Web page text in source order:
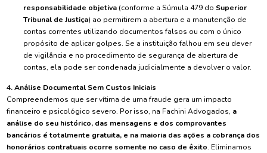
responsabilidade objetiva(conforme a Súmula 479 do Superior
Tribunal de Justiça) ao permitirem a abertura e a manutenção de
contas correntes utilizando documentos falsos ou com o único
propósito de aplicar golpes. Se a instituição falhou em seu dever
de vigilância e no procedimento de segurança de abertura de
contas, ela pode ser condenada judicialmente a devolver o valor.
4. Análise Documental Sem Custos Iniciais
Compreendemos que ser vítima de uma fraude gera um impacto
financeiro e psicológico severo. Por isso, na Fachini Advogados, a
análise do seu histórico, das mensagens e dos comprovantes
bancários é totalmente gratuita, e na maioria das ações a cobrança dos
honorários contratuais ocorre somente no caso de êxito. Eliminamos